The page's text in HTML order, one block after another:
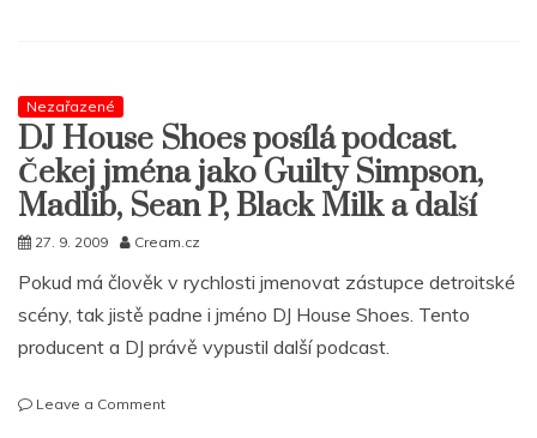
House
Shoes
Nezařazené
DJ House Shoes posílá podcast.
Čekej jména jako Guilty Simpson,
Madlib, Sean P, Black Milk a další
27. 9. 2009 Cream.cz
Pokud má člověk v rychlosti jmenovat zástupce detroitské
scény, tak jistě padne i jméno DJ House Shoes. Tento
producent a DJ právě vypustil další podcast.
Leave a Commenton